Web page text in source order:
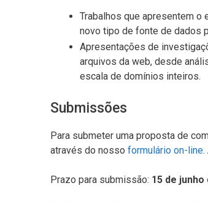
Trabalhos que apresentem
novo tipo de fonte de dados
Apresentações de
arquivos da web, desde
escala de domínios inteiros.
Submissões
Para submeter uma proposta de
através do nosso formulário on-line.
Prazo para submissão: 15 de junho